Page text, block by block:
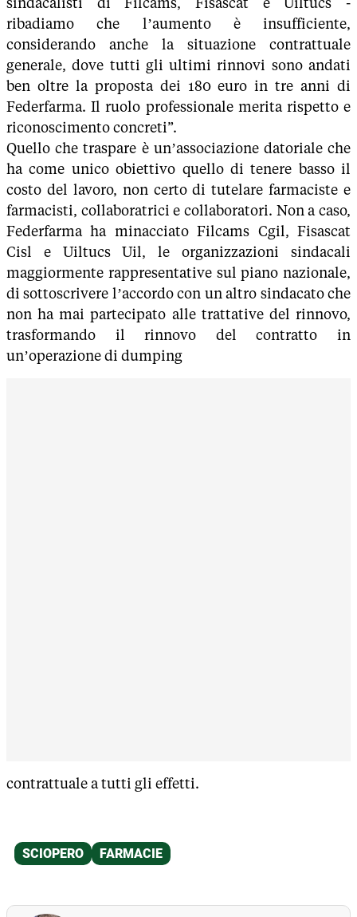
ribadiamo che l’aumento è insufficiente,
considerando anche la situazione contrattuale
generale, dove tutti gli ultimi rinnovi sono andati
ben oltre la proposta dei 180 euro in tre anni di
Federfarma. Il ruolo professionale merita rispetto e
riconoscimento concreti”.
Quello che traspare è un’associazione datoriale che
ha come unico obiettivo quello di tenere basso il
costo del lavoro, non certo di tutelare farmaciste e
farmacisti, collaboratrici e collaboratori. Non a caso,
Federfarma ha minacciato Filcams Cgil, Fisascat
Cisl e Uiltucs Uil, le organizzazioni sindacali
maggiormente rappresentative sul piano nazionale,
di sottoscrivere l’accordo con un altro sindacato che
non ha mai partecipato alle trattative del rinnovo,
trasformando il rinnovo del contratto in
un’operazione di dumping
contrattuale a tutti gli effetti.